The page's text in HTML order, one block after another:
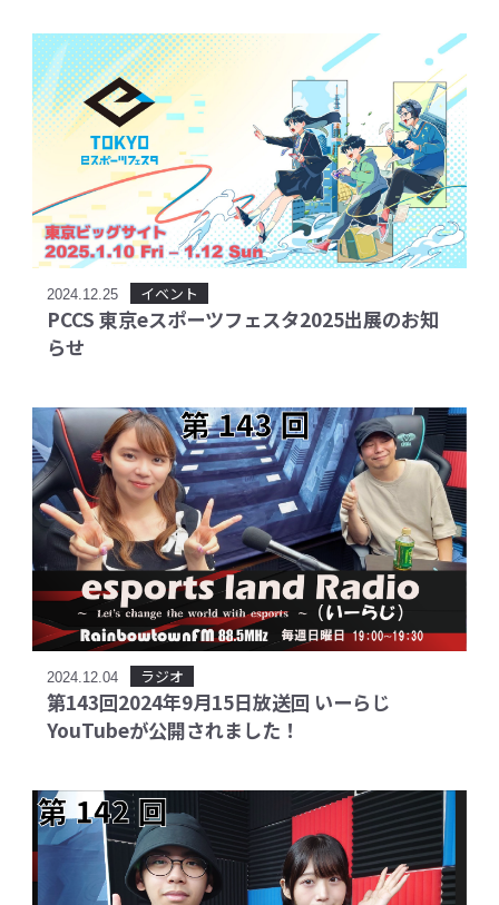
2024.12.25 イベント
PCCS 東京eスポーツフェスタ2025出展のお知
らせ
2024.12.04 ラジオ
第143回2024年9月15日放送回 いーらじ
YouTubeが公開されました！